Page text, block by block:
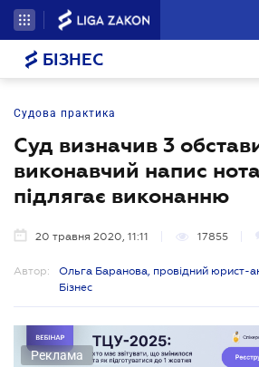
БІЗНЕС
Судова практика
Суд визначив 3
виконавчий напис
підлягає виконанню
20 травня 2020, 11:11 17855
Автор:
Ольга Баранова, провідний юрист-
Бізнес
Реклама